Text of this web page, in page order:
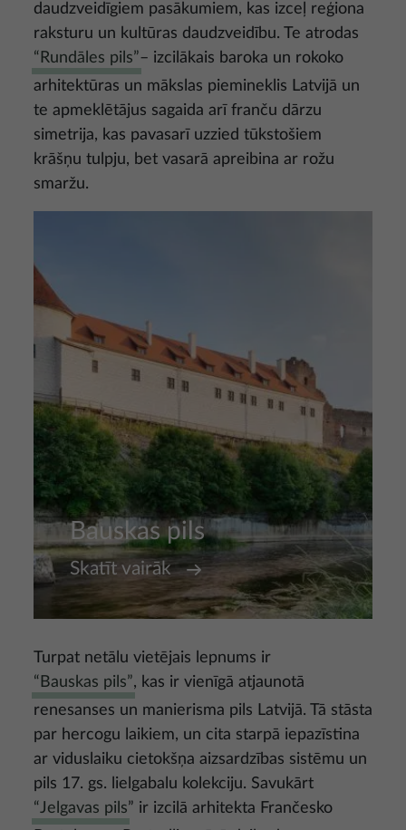
daudzveidīgiem pasākumiem, kas izceļ reģiona
raksturu un kultūras daudzveidību. Te atrodas
“Rundāles pils”– izcilākais baroka un rokoko
arhitektūras un mākslas piemineklis Latvijā un
te apmeklētājus sagaida arī franču dārzu
simetrija, kas pavasarī uzzied tūkstošiem
krāšņu tulpju, bet vasarā apreibina ar rožu
smaržu.
Bauskas pils
Skatīt vairāk
Turpat netālu vietējais lepnums ir
“Bauskas pils”, kas ir vienīgā atjaunotā
renesanses un manierisma pils Latvijā. Tā stāsta
par hercogu laikiem, un cita starpā iepazīstina
ar viduslaiku cietokšņa aizsardzības sistēmu un
pils 17. gs. lielgabalu kolekciju. Savukārt
“Jelgavas pils” ir izcilā arhitekta Frančesko